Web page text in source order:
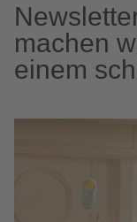
machen
einem